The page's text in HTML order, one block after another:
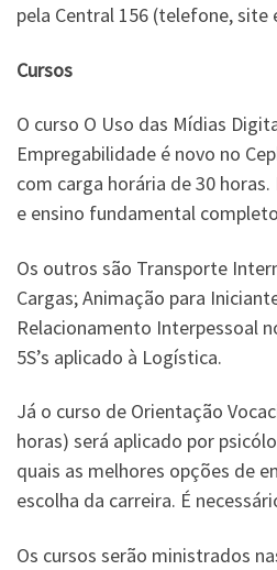
pela Central 156 (telefone, site
Cursos
O curso O Uso das Mídias
Empregabilidade é novo no
com carga horária de 30
e ensino fundamental
Os outros são Transporte
Cargas; Animação para
Relacionamento Interpessoal
5S’s aplicado à Logística.
Já o curso de Orientação
horas) será aplicado por
quais as melhores opções de
escolha da carreira. É
Os cursos serão ministrados